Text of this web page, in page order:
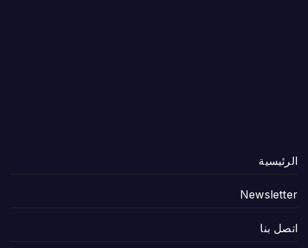
الرئيسية
Newsletter
اتصل بنا